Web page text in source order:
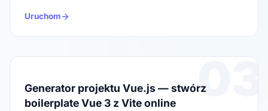
Uruchom
03
Generator projektu Vue.js — stwórz
boilerplate Vue 3 z Vite online